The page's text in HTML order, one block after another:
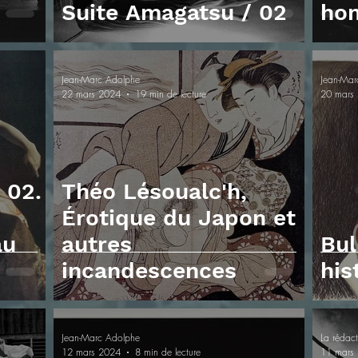
Suite Amagatsu / 02
02.
Théo Lésoualc'h,
Érotique du Japon et
autres
incandescences
Jean-Marc Adolphe
22 mars 2024
19 min de lecture
Jean-
20
Jean-Marc Adolphe
12 mars 2024
8 min de lecture
La
11